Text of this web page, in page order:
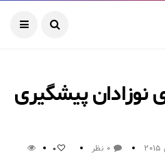
نوزادان پیشگیری
0 نظر 0